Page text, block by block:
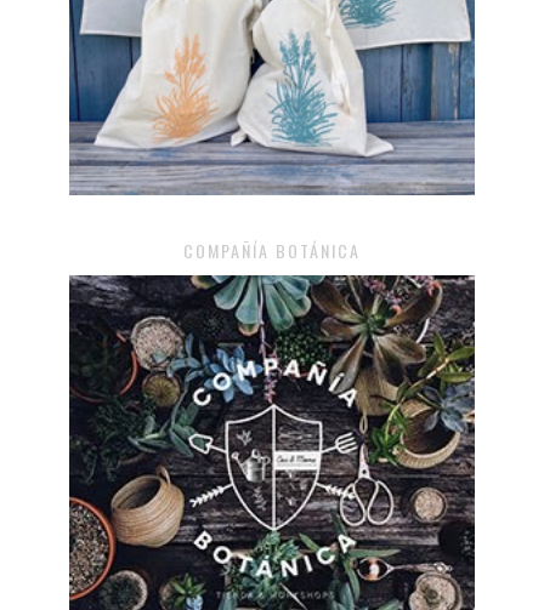
COMPAÑÍA BOTÁNICA